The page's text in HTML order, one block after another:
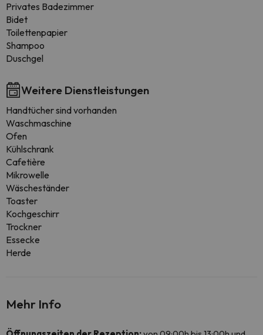
Privates Badezimmer
Bidet
Toilettenpapier
Shampoo
Duschgel
Weitere Dienstleistungen
Handtücher sind vorhanden
Waschmaschine
Ofen
Kühlschrank
Cafetière
Mikrowelle
Wäscheständer
Toaster
Kochgeschirr
Trockner
Essecke
Herde
Mehr Info